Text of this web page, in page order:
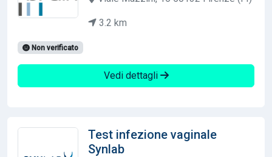
3.2 km
Non verificato
Vedi dettagli
Test infezione vaginale
Synlab